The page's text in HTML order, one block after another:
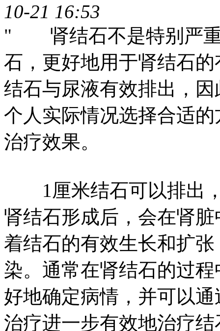
10-21 16:53
" 肾结石不是特别严重
石，更好地用于肾结石
结石与尿液有效排出，
个人实际情况选择合适
治疗效果。
1厘米结石可以排出，
肾结石形成后，会在肾
着结石的有效生长和扩
染。通常在肾结石的过
好地确定病情，并可以
治疗进一步有效地治疗结